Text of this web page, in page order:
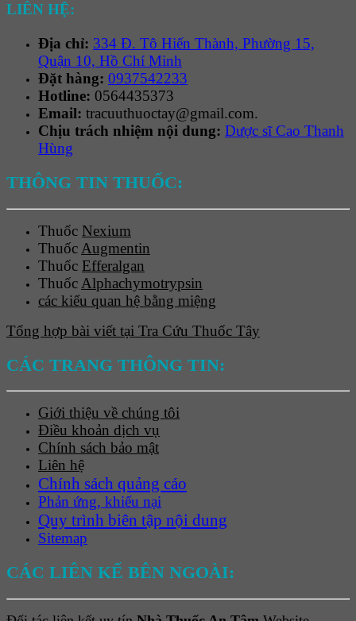
LIÊN HỆ:
Địa chỉ: 334 Đ. Tô Hiến Thành, Phường 15,
Quận 10, Hồ Chí Minh
Đặt hàng: 0937542233
Hotline: 0564435373
Email: tracuuthuoctay@gmail.com.
Chịu trách nhiệm nội dung: Dược sĩ Cao Thanh
Hùng
THÔNG TIN THUỐC:
Thuốc Nexium
Thuốc Augmentin
Thuốc Efferalgan
Thuốc Alphachymotrypsin
các kiểu quan hệ bằng miệng
Tổng hợp bài viết tại Tra Cứu Thuốc Tây
CÁC TRANG THÔNG TIN:
Giới thiệu về chúng tôi
Điều khoản dịch vụ
Chính sách bảo mật
Liên hệ
Chính sách quảng cáo
Phản ứng, khiếu nại
Quy trình biên tập nội dung
Sitemap
CÁC LIÊN KẾ BÊN NGOÀI: